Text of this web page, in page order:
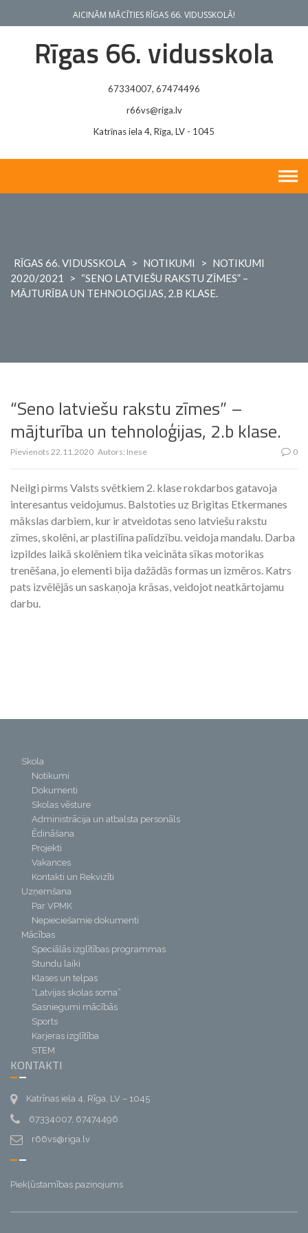
AICINĀM MĀCĪTIES RĪGAS 66. VIDUSSKOLĀ!
Rīgas 66. vidusskola
67334007, 67474496
r66vs@riga.lv
Katrīnas iela 4, Rīga, LV - 1045
RĪGAS 66. VIDUSSKOLA > NOTIKUMI > NOTIKUMI
2020/2021
> “SENO LATVIEŠU RAKSTU ZĪMES” –
MĀJTURĪBA UN TEHNOLOĢIJAS, 2.B KLASE.
“Seno latviešu rakstu zīmes” –
mājturība un tehnoloģijas, 2.b klase.
Pievienots 22.11.2020 Autors: Inese 0
Neilgi pirms Valsts svētkiem 2. klase rokdarbos gatavoja
interesantus veidojumus. Balstoties uz Brigitas Etkermanes
mākslas darbiem, kur ir atveidotas seno latviešu rakstu
zīmes, skolēni, ar plastilīna palīdzību. veidoja mandalu. Darba
izpildes laikā skolēniem tika veicināta sīkas motorikas
trenēšana, jo elementi bija dažādās formas un izmēros. Katrs
pats izvēlējās un saskaņoja krāsas, veidojot neatkārtojamu
darbu.
Skola
Notikumi
Dokumenti
Skolas vēsture
Administrācija un atbalsta personāls
Ēdināšana
Projekti
Vakances
Kontakti un Rekvizīti
Uzņemšana
Par VPMK
Nepieciešamie dokumenti
Mācības
Speciālās izglītības programmas
Stundu laiki
Klases un telpas
“Latvijas skolas soma”
Sasniegumi mācībās
Sports
Karjeras izglītība
STEM
KONTAKTI
Katrīnas iela 4, Rīga, LV – 1045
67334007, 67474496
r66vs@riga.lv
Piekļūstamības paziņojums